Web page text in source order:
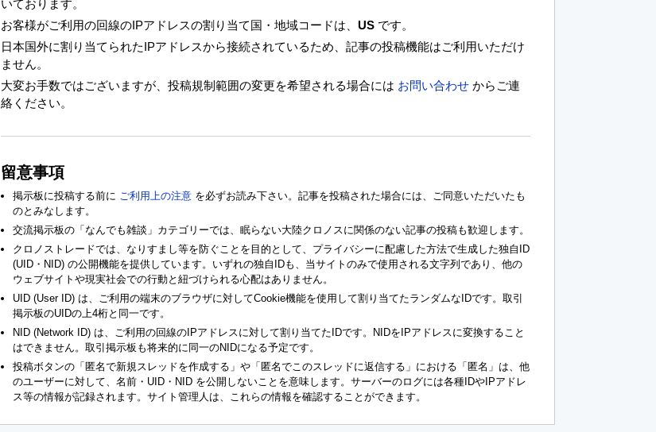
いております。
お客様がご利用の回線のIPアドレスの割り当て国・地域コードは、 USです。
日本国外に割り当てられたIPアドレスから接続されているため、記事の投稿機能はご利用いただけ
ません。
大変お手数ではございますが、投稿規制範囲の変更を希望される場合には お問い合わせからご連
絡ください。
留意事項
掲示板に投稿する前に ご利用上の注意を必ずお読み下さい。記事を投稿された場合には、ご同意いただいたも
のとみなします。
交流掲示板の「なんでも雑談」カテゴリーでは、眠らない大陸クロノスに関係のない記事の投稿も歓迎します。
クロノストレードでは、なりすまし等を防ぐことを目的として、プライバシーに配慮した方法で生成した独自ID
(UID・NID) の公開機能を提供しています。いずれの独自IDも、当サイトのみで使用される文字列であり、他の
ウェブサイトや現実社会での行動と紐づけられる心配はありません。
UID (User ID) は、ご利用の端末のブラウザに対してCookie機能を使用して割り当てたランダムなIDです。取引
掲示板のUIDの上4桁と同一です。
NID (Network ID) は、ご利用の回線のIPアドレスに対して割り当てたIDです。NIDをIPアドレスに変換すること
はできません。取引掲示板も将来的に同一のNIDになる予定です。
投稿ボタンの「匿名で新規スレッドを作成する」や「匿名でこのスレッドに返信する」における「匿名」は、他
のユーザーに対して、名前・UID・NID を公開しないことを意味します。サーバーのログには各種IDやIPアドレ
ス等の情報が記録されます。サイト管理人は、これらの情報を確認することができます。